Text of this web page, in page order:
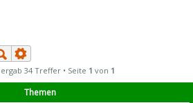
34 Treffer • Seite 1 von 1
Themen